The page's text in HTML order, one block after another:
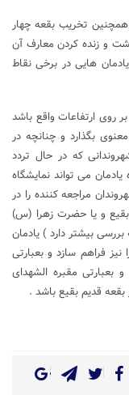
تخریب بقعه چهار
و زنده کردن معارف آن
هایی در برخی نقاط
روی ارتفاعات واقع باشد
بگذارد و چنانچه در
که در حال تردد
می تواند نمایشگاه
مراجعه کننده را در
و یا حضرت زهرا (س)
بیشتر دارد ) یادمان
نیز فراهم سازد و بعبارتی
بعبارتی مقبره الشهدای
بقعه قدیم بقیع باشد .